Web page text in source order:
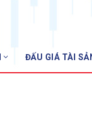
ĐẤU GIÁ TÀI